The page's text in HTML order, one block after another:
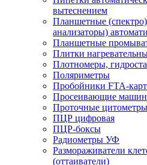
вытеснением
Планшетные
анализаторы)
Планшетные
Плитки
Плотномеры,
Поляриметры
Пробойники FTA-карт
Просеивающие
Проточные
ПЦР цифровая
ПЦР-боксы
Радиометры УФ
Размораживатели
(оттаиватели)